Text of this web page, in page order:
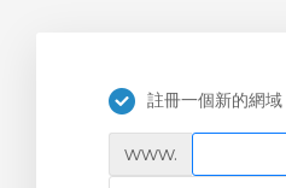
註冊一個新的網域
www.